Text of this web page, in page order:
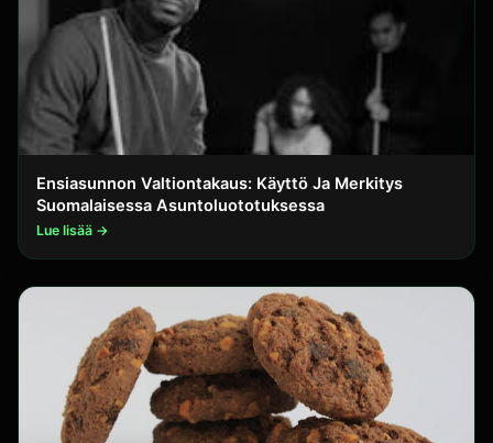
Ensiasunnon Valtiontakaus: Käyttö Ja Merkitys
Suomalaisessa Asuntoluototuksessa
Lue lisää →